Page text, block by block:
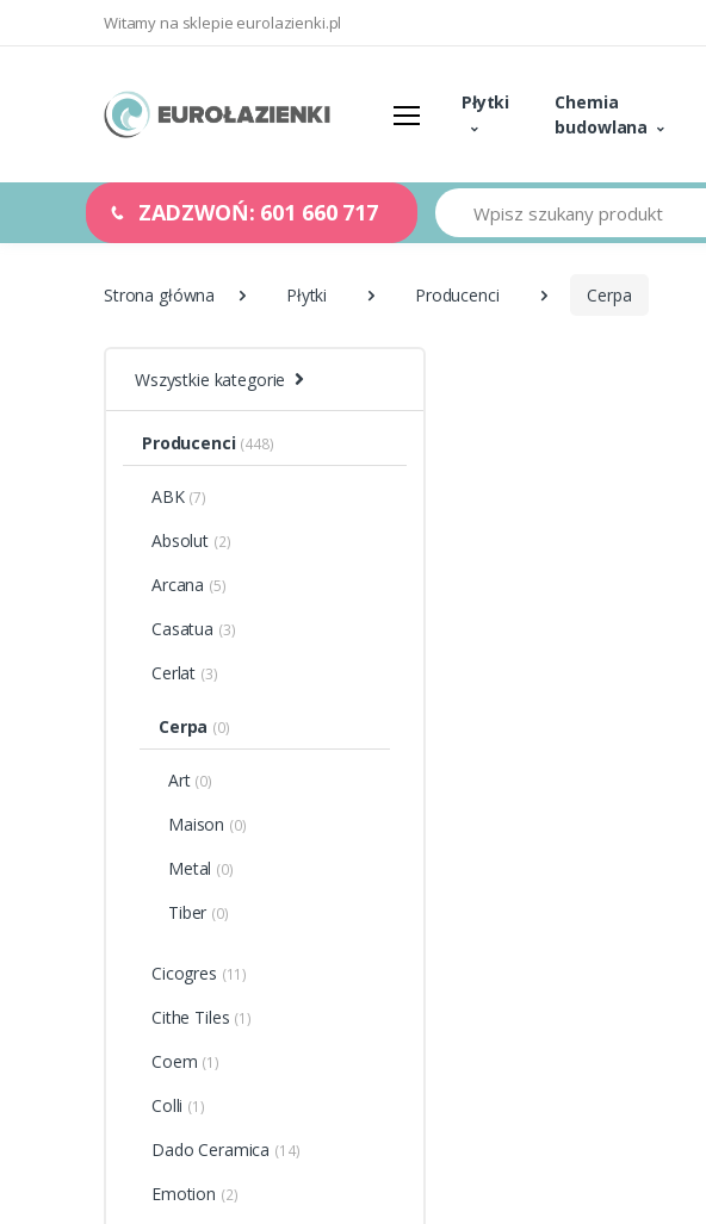
Witamy na sklepie eurolazienki.pl
Płytki
Chemia
budowlana
ZADZWOŃ: 601 660 717 Szukaj
Strona główna Płytki Producenci Cerpa
Wszystkie kategorie
Producenci (448)
ABK (7)
Absolut (2)
Arcana (5)
Casatua (3)
Cerlat (3)
Cerpa (0)
Art (0)
Maison (0)
Metal (0)
Tiber (0)
Cicogres (11)
Cithe Tiles (1)
Coem (1)
Colli (1)
Dado Ceramica (14)
Emotion (2)